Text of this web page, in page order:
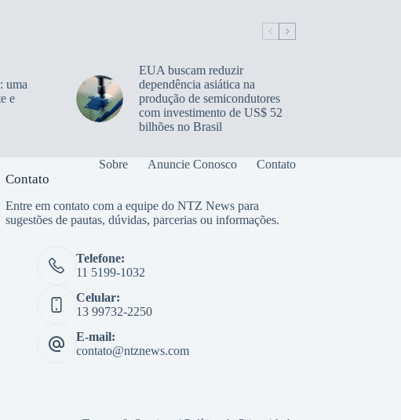
uma
e
EUA buscam reduzir
dependência asiática na
produção de semicondutores
com investimento de US$ 52
bilhões no Brasil
Sobre Anuncie Conosco Contato
Contato
Entre em contato com a equipe do NTZ News para
sugestões de pautas, dúvidas, parcerias ou informações.
Telefone:
11 5199-1032
Celular:
13 99732-2250
E-mail:
contato@ntznews.com